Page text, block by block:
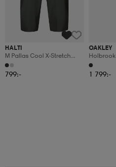
HALTI
M Pallas Cool X-Stretch
Capri Pants
799:-
OAKLEY
Holbrook
1 799:-